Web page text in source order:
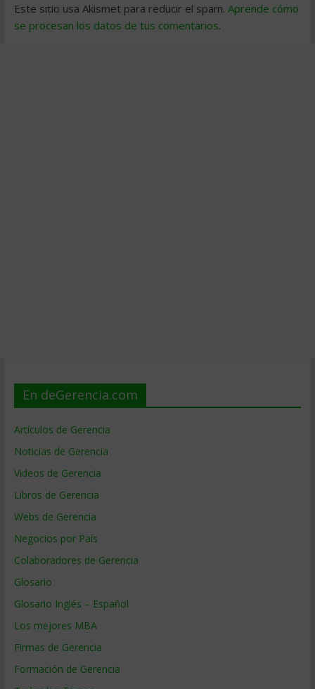
Este sitio usa Akismet para reducir el spam. Aprende cómo
se procesan los datos de tus comentarios.
En deGerencia.com
Artículos de Gerencia
Noticias de Gerencia
Videos de Gerencia
Libros de Gerencia
Webs de Gerencia
Negocios por País
Colaboradores de Gerencia
Glosario
Glosario Inglés – Español
Los mejores MBA
Firmas de Gerencia
Formación de Gerencia